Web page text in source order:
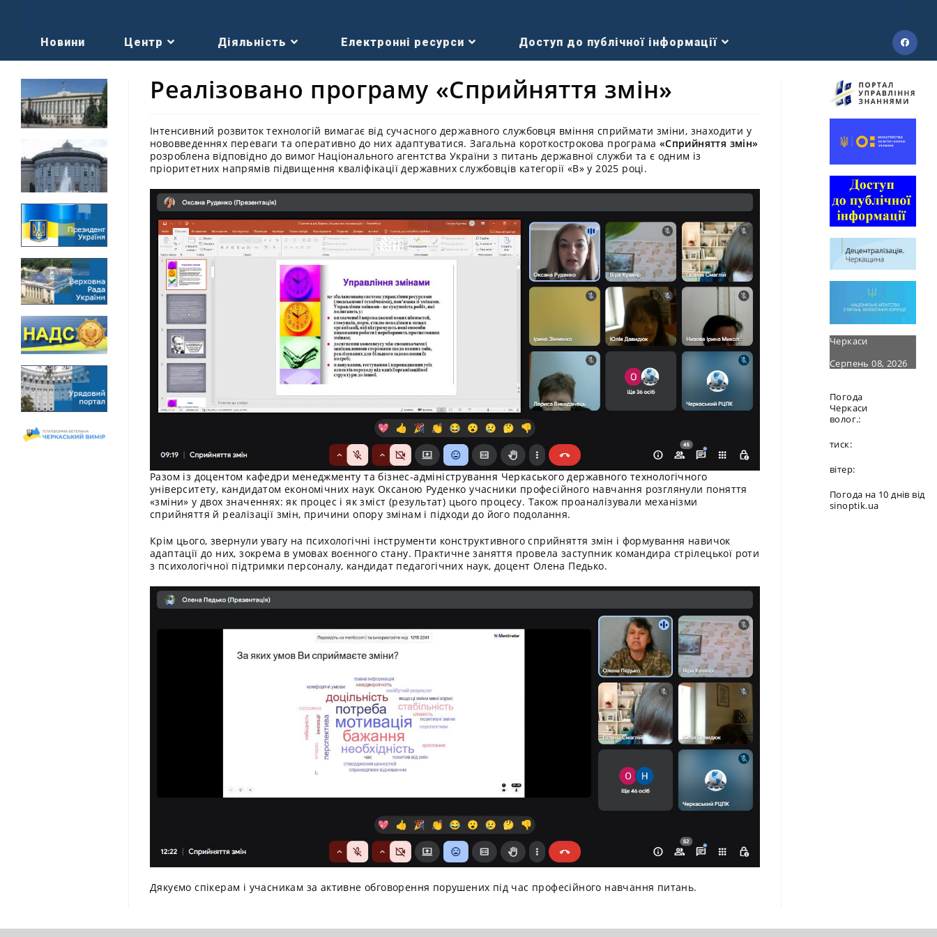
Новини Центр Діяльність Електронні ресурси Доступ до публічної інформації
Реалізовано програму «Сприйняття змін»
Інтенсивний розвиток технологій вимагає від сучасного державного службовця вміння сприймати зміни, знаходити у
нововведеннях переваги та оперативно до них адаптуватися. Загальна короткострокова програма «Сприйняття змін»
розроблена відповідно до вимог Національного агентства України з питань державної служби та є одним із
пріоритетних напрямів підвищення кваліфікації державних службовців категорії «В» у 2025 році.
Разом із доцентом кафедри менеджменту та бізнес-адміністрування Черкаського державного технологічного
університету, кандидатом економічних наук Оксаною Руденко учасники професійного навчання розглянули поняття
«зміни» у двох значеннях: як процес і як зміст (результат) цього процесу. Також проаналізували механізми
сприйняття й реалізації змін, причини опору змінам і підходи до його подолання.
Крім цього, звернули увагу на психологічні інструменти конструктивного сприйняття змін і формування навичок
адаптації до них, зокрема в умовах воєнного стану. Практичне заняття провела заступник командира стрілецької роти
з психологічної підтримки персоналу, кандидат педагогічних наук, доцент Олена Педько.
Дякуємо спікерам і учасникам за активне обговорення порушених під час професійного навчання питань.
Черкаси
Серпень 08, 2026
Погода
Черкаси
волог.:
тиск:
вітер:
Погода на 10 днів від
sinoptik.ua